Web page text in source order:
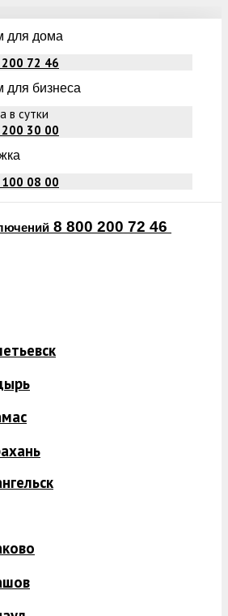
для дома
72 46
для бизнеса
в сутки
30 00
08 00
8 800 200 72 46